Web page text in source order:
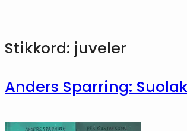
Stikkord: juveler
Anders Sparring: